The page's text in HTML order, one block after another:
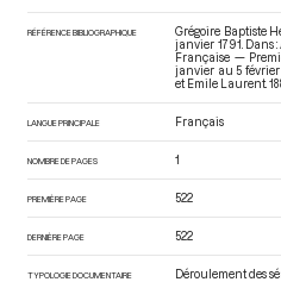
RÉFÉRENCE BIBLIOGRAPHIQUE
Grégoire Baptiste
janvier 1791. Dans
Française —
janvier au 5 février
et Emile Laurent.
LANGUE PRINCIPALE Français
NOMBRE DE PAGES 1
PREMIÈRE PAGE 522
DERNIÈRE PAGE 522
TYPOLOGIE DOCUMENTAIRE Déroulement des